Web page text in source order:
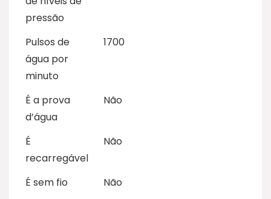
pressão
Pulsos de
água por
minuto
1700
É a prova
d’água
Não
É
recarregável
Não
É sem fio
Não